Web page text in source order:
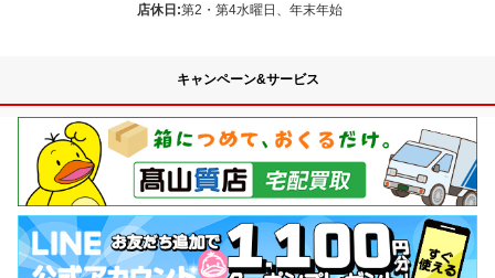
店休日:第2・第4水曜日、年末年始
キャンペーン&サービス